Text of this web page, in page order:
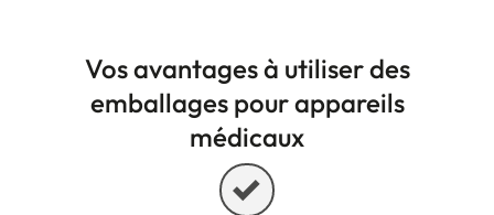
Vos avantages à utiliser des
emballages pour appareils
médicaux